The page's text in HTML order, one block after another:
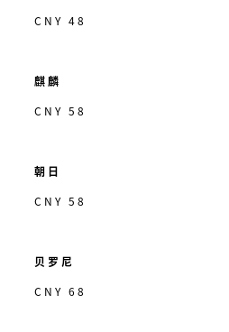
CNY 48
麒麟
CNY 58
朝日
CNY 58
贝罗尼
CNY 68